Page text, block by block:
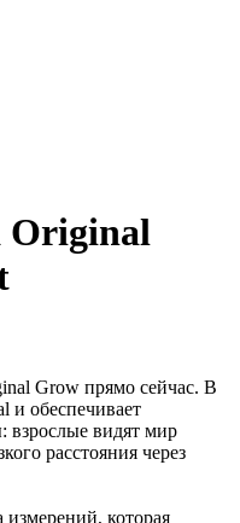
Original
Grow прямо сейчас. В
и обеспечивает
взрослые видят мир
расстояния через
которая